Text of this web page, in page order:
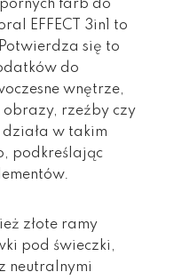
farb do
EFFECT 3in1 to
się to
do
wnętrze,
rzeźby czy
w takim
podkreślając
złote ramy
pod świeczki,
neutralnymi